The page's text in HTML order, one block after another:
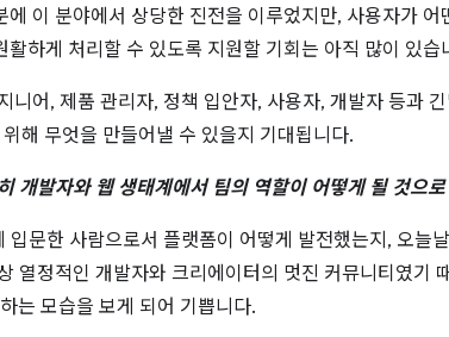
에 이 분야에서 상당한 진전을 이루었지만, 사용자가
하게 처리할 수 있도록 지원할 기회는 아직 많이 있습
니어, 제품 관리자, 정책 입안자, 사용자, 개발자 등과
해 무엇을 만들어낼 수 있을지 기대됩니다.
개발자와 웹 생태계에서 팀의 역할이 어떻게 될 것으
입문한 사람으로서 플랫폼이 어떻게 발전했는지, 오늘
열정적인 개발자와 크리에이터의 멋진 커뮤니티였기
는 모습을 보게 되어 기쁩니다.